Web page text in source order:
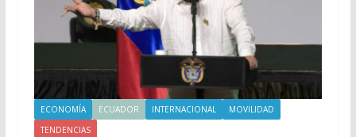
ECONOMÍA ECUADOR INTERNACIONAL
MOVILIDAD
TENDENCIAS